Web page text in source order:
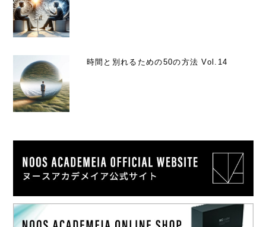
時間と別れるための50の方法 Vol.14